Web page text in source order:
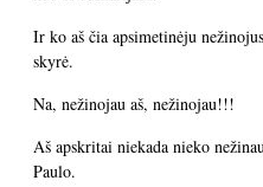
Ir ko aš čia apsimetinėju
skyrė.
Na, nežinojau aš, nežinojau!!!
Aš apskritai niekada nieko
Paulo.